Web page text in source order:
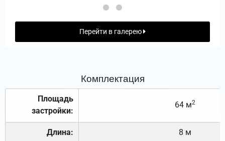
Перейти в галерею
Комплектация
Площадь
застройки:
64 м2
Длина: 8 м